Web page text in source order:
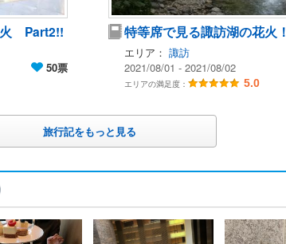
火 Part2!!
50票
特等席で見る諏訪湖の花火！
エリア： 諏訪
2021/08/01 - 2021/08/02
エリアの満足度： 5.0
旅行記をもっと見る